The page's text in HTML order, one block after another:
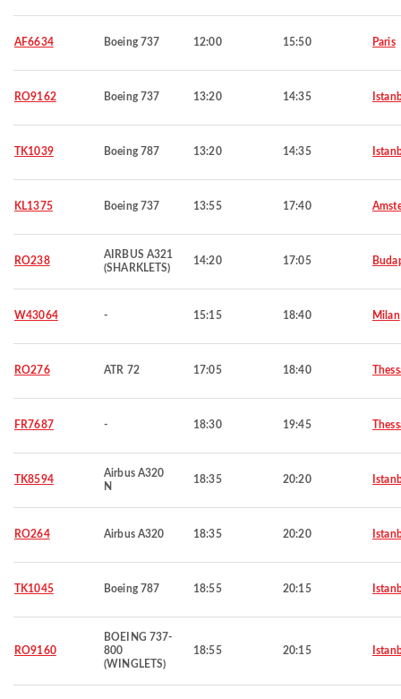
AF6634 Boeing 737 12:00 15:50 Paris
RO9162 Boeing 737 13:20 14:35
TK1039 Boeing 787 13:20 14:35
KL1375 Boeing 737 13:55 17:40
RO238
AIRBUS A321
(SHARKLETS)
14:20 17:05
W43064 - 15:15 18:40 Milan
RO276 ATR 72 17:05 18:40
FR7687 - 18:30 19:45
TK8594
Airbus A320
N
18:35 20:20
RO264 Airbus A320 18:35 20:20
TK1045 Boeing 787 18:55 20:15
RO9160
BOEING 737-
800
(WINGLETS)
18:55 20:15